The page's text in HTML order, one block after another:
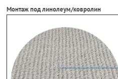
Монтаж под линолеум/ковролин